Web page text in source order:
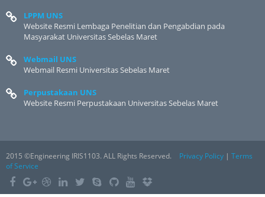
LPPM UNS
Website Resmi Lembaga Penelitian dan Pengabdian pada
Masyarakat Universitas Sebelas Maret
Webmail UNS
Webmail Resmi Universitas Sebelas Maret
Perpustakaan UNS
Website Resmi Perpustakaan Universitas Sebelas Maret
2015 ©Engineering IRIS1103. ALL Rights Reserved. Privacy Policy | Terms
of Service